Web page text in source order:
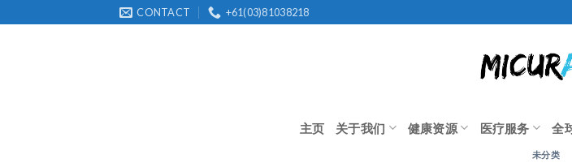
to
CONTACT +61(03)81038218
主页 关于我们 健康资源 医疗服务 全
未分类